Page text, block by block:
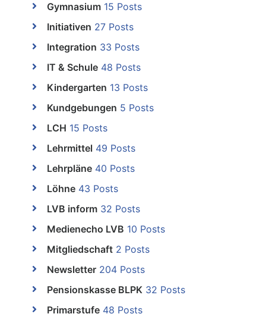
Gymnasium 15 Posts
Initiativen 27 Posts
Integration 33 Posts
IT & Schule 48 Posts
Kindergarten 13 Posts
Kundgebungen 5 Posts
LCH 15 Posts
Lehrmittel 49 Posts
Lehrpläne 40 Posts
Löhne 43 Posts
LVB inform 32 Posts
Medienecho LVB 10 Posts
Mitgliedschaft 2 Posts
Newsletter 204 Posts
Pensionskasse BLPK 32 Posts
Primarstufe 48 Posts